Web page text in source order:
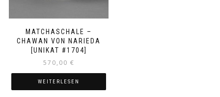
MATCHASCHALE –
CHAWAN VON NARIEDA
[UNIKAT #1704]
570,00 €
WEITERLESEN